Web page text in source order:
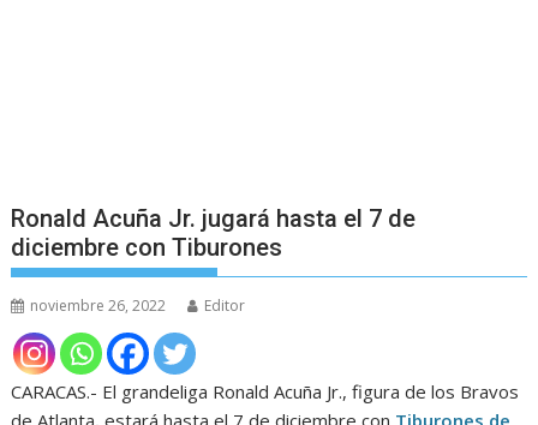
Ronald Acuña Jr. jugará hasta el 7 de
diciembre con Tiburones
noviembre 26, 2022 Editor
CARACAS.- El grandeliga Ronald Acuña Jr., figura de los Bravos
de Atlanta, estará hasta el 7 de diciembre con Tiburones de